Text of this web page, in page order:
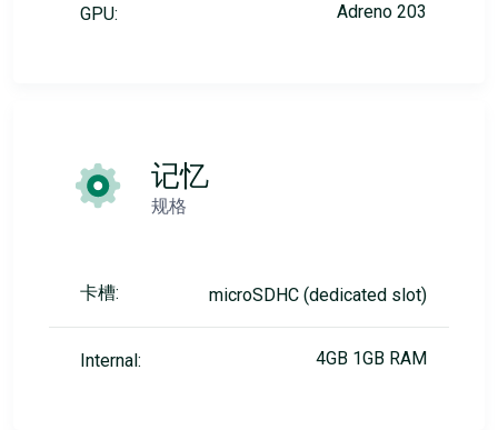
GPU: Adreno 203
记忆
规格
卡槽: microSDHC (dedicated slot)
Internal: 4GB 1GB RAM